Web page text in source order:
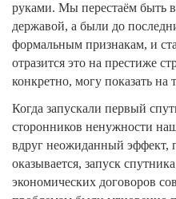
руками. Мы перестаём быть
державой, а были до
формальным признакам, и
отразится это на престиже
конкретно, могу показать
Когда запускали первый
сторонников ненужности
вдруг неожиданный эффект,
оказывается, запуск
экономических договоров